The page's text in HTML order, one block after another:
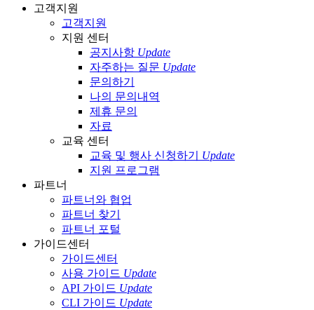
고객지원
고객지원
지원 센터
공지사항 Update
자주하는 질문 Update
문의하기
나의 문의내역
제휴 문의
자료
교육 센터
교육 및 행사 신청하기 Update
지원 프로그램
파트너
파트너와 협업
파트너 찾기
파트너 포털
가이드센터
가이드센터
사용 가이드 Update
API 가이드 Update
CLI 가이드 Update